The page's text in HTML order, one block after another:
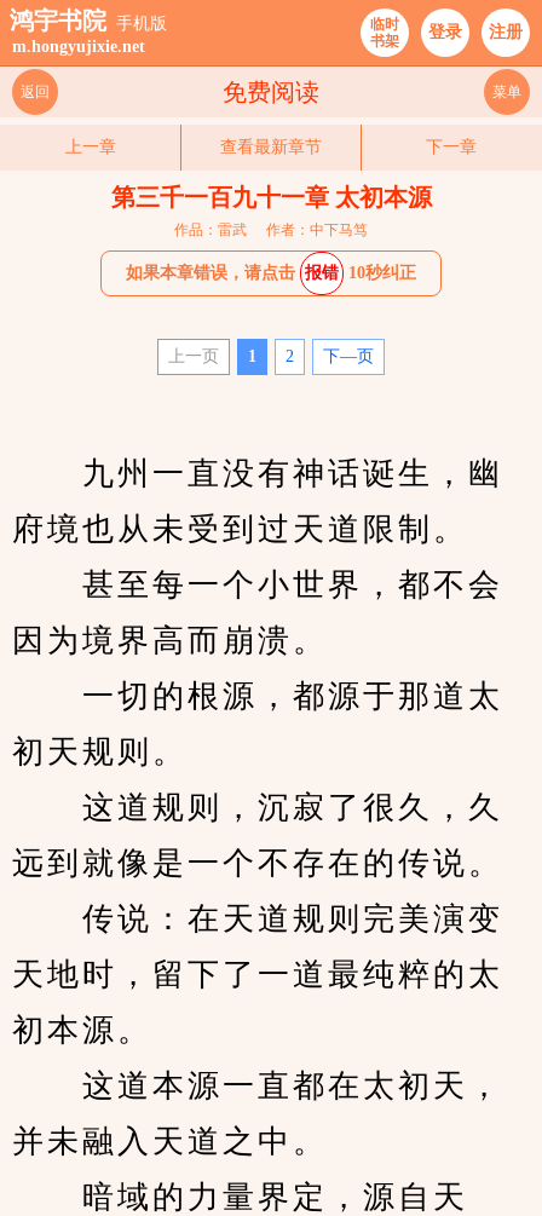
鸿宇书院 手机版
m.hongyujixie.net
临时
书架
登录 注册
免费阅读
返回 菜单
上一章 查看最新章节 下一章
第三千一百九十一章 太初本源
作品：雷武 作者：中下马笃
如果本章错误，请点击 报错 10秒纠正
上一页 1 2 下—页
九州一直没有神话诞生，幽
府境也从未受到过天道限制。
甚至每一个小世界，都不会
因为境界高而崩溃。
一切的根源，都源于那道太
初天规则。
这道规则，沉寂了很久，久
远到就像是一个不存在的传说。
传说：在天道规则完美演变
天地时，留下了一道最纯粹的太
初本源。
这道本源一直都在太初天，
并未融入天道之中。
暗域的力量界定，源自天